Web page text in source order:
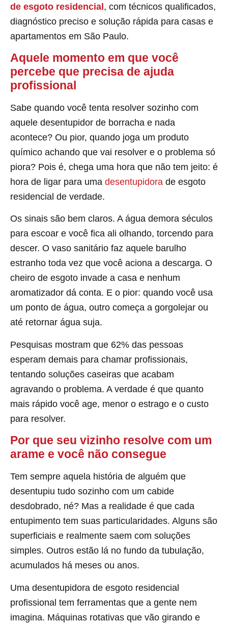
de esgoto residencial, com técnicos qualificados,
diagnóstico preciso e solução rápida para casas e
apartamentos em São Paulo.
Aquele momento em que você
percebe que precisa de ajuda
profissional
Sabe quando você tenta resolver sozinho com
aquele desentupidor de borracha e nada
acontece? Ou pior, quando joga um produto
químico achando que vai resolver e o problema só
piora? Pois é, chega uma hora que não tem jeito: é
hora de ligar para uma desentupidora de esgoto
residencial de verdade.
Os sinais são bem claros. A água demora séculos
para escoar e você fica ali olhando, torcendo para
descer. O vaso sanitário faz aquele barulho
estranho toda vez que você aciona a descarga. O
cheiro de esgoto invade a casa e nenhum
aromatizador dá conta. E o pior: quando você usa
um ponto de água, outro começa a gorgolejar ou
até retornar água suja.
Pesquisas mostram que 62% das pessoas
esperam demais para chamar profissionais,
tentando soluções caseiras que acabam
agravando o problema. A verdade é que quanto
mais rápido você age, menor o estrago e o custo
para resolver.
Por que seu vizinho resolve com um
arame e você não consegue
Tem sempre aquela história de alguém que
desentupiu tudo sozinho com um cabide
desdobrado, né? Mas a realidade é que cada
entupimento tem suas particularidades. Alguns são
superficiais e realmente saem com soluções
simples. Outros estão lá no fundo da tubulação,
acumulados há meses ou anos.
Uma desentupidora de esgoto residencial
profissional tem ferramentas que a gente nem
imagina. Máquinas rotativas que vão girando e